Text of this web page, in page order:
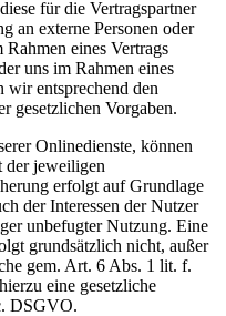
für die Vertragspartner
an externe Personen oder
eines Vertrags
uns im Rahmen eines
wir entsprechend den
gesetzlichen Vorgaben.
Onlinedienste, können
der jeweiligen
erfolgt auf Grundlage
der Interessen der Nutzer
unbefugter Nutzung. Eine
grundsätzlich nicht, außer
gem. Art. 6 Abs. 1 lit. f.
eine gesetzliche
DSGVO.